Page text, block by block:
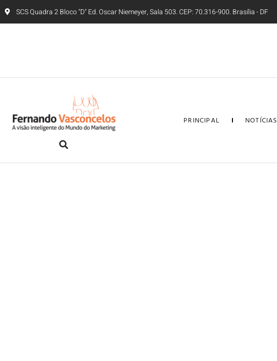
SCS Quadra 2 Bloco "D" Ed. Oscar Niemeyer, Sala 503. CEP: 70.316-900. Brasília - DF
PRINCIPAL NOTÍCIAS